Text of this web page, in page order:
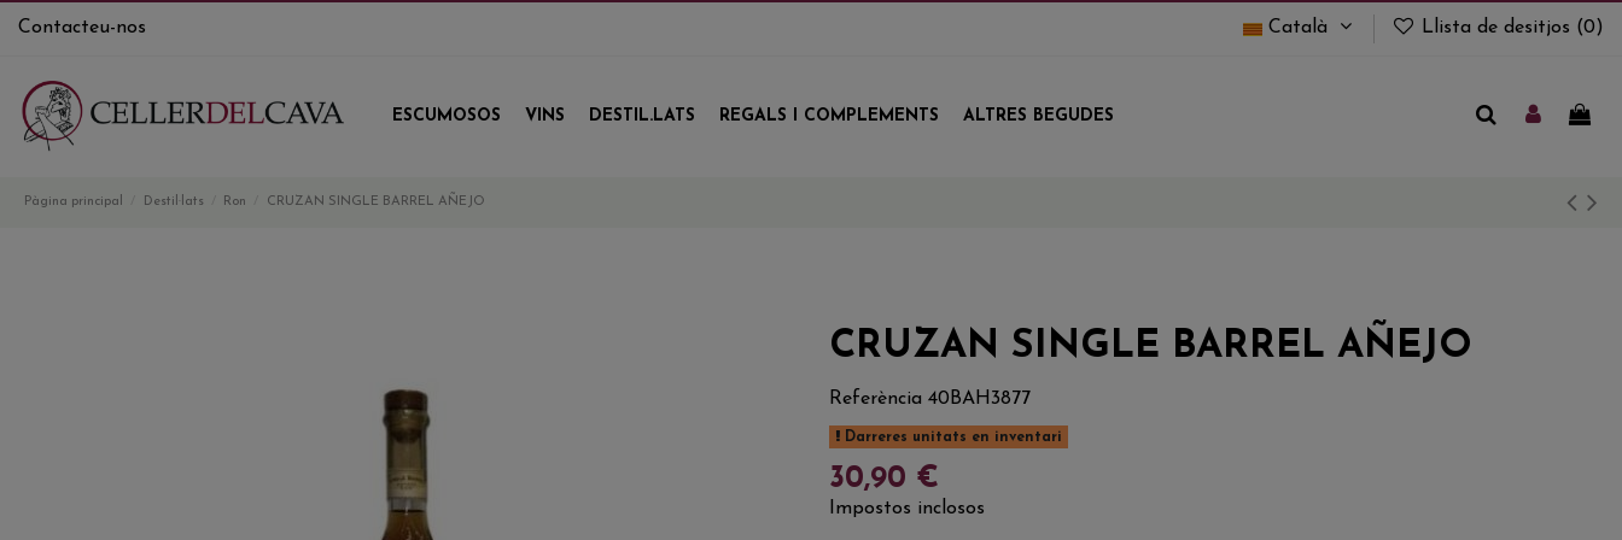
Contacteu-nos Català Llista de desitjos (0)
ESCUMOSOS VINS DESTIL.LATS REGALS I COMPLEMENTS ALTRES BEGUDES
Pàgina principal Destil·lats Ron CRUZAN SINGLE BARREL AÑEJO
CRUZAN SINGLE BARREL AÑEJO
Referència 40BAH3877
Darreres unitats en inventari
30,90 €
Impostos inclosos